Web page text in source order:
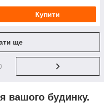
Купити
ще
вашого будинку.